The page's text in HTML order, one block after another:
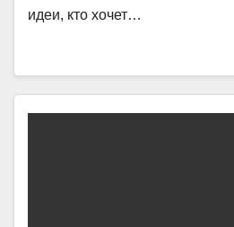
«Золотая рыбка»
идеи, кто хочет…